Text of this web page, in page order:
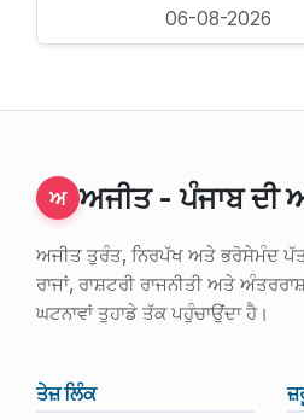
06-08-2026
ਅ ਅਜੀਤ - ਪੰਜਾਬ ਦੀ
ਅਜੀਤ ਤੁਰੰਤ, ਨਿਰਪੱਖ ਅਤੇ ਭਰੋਸੇਮੰਦ
ਰਾਜਾਂ, ਰਾਸ਼ਟਰੀ ਰਾਜਨੀਤੀ ਅਤੇ
ਘਟਨਾਵਾਂ ਤੁਹਾਡੇ ਤੱਕ ਪਹੁੰਚਾਉਂਦਾ ਹੈ।
ਤੇਜ਼ ਲਿੰਕ